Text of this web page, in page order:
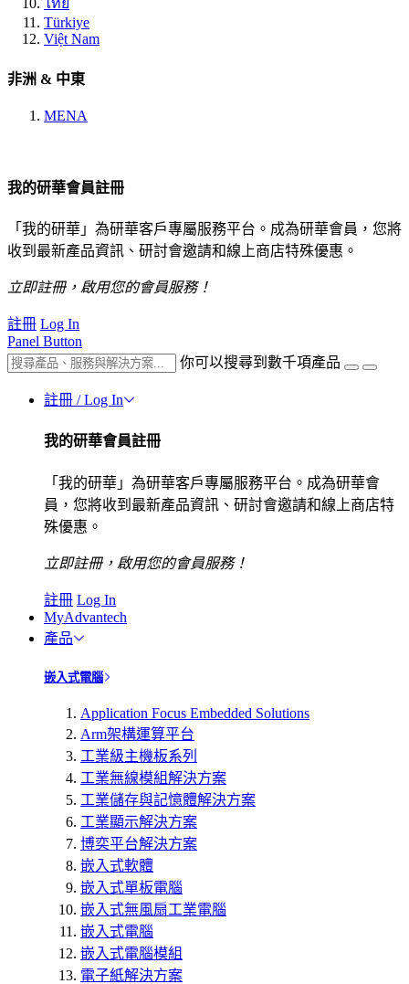
ไทย
Türkiye
Việt Nam
非洲 & 中東
MENA
我的研華會員註冊
「我的研華」為研華客戶專屬服務平台。成為研華會員，您將
收到最新產品資訊、研討會邀請和線上商店特殊優惠。
立即註冊，啟用您的會員服務！
註冊 Log In
Panel Button
你可以搜尋到數千項產品
註冊 / Log In
我的研華會員註冊
「我的研華」為研華客戶專屬服務平台。成為研華會
員，您將收到最新產品資訊、研討會邀請和線上商店特
殊優惠。
立即註冊，啟用您的會員服務！
註冊 Log In
MyAdvantech
產品
嵌入式電腦
Application Focus Embedded Solutions
Arm架構運算平台
工業級主機板系列
工業無線模組解決方案
工業儲存與記憶體解決方案
工業顯示解決方案
博奕平台解決方案
嵌入式軟體
嵌入式單板電腦
嵌入式無風扇工業電腦
嵌入式電腦
嵌入式電腦模組
電子紙解決方案